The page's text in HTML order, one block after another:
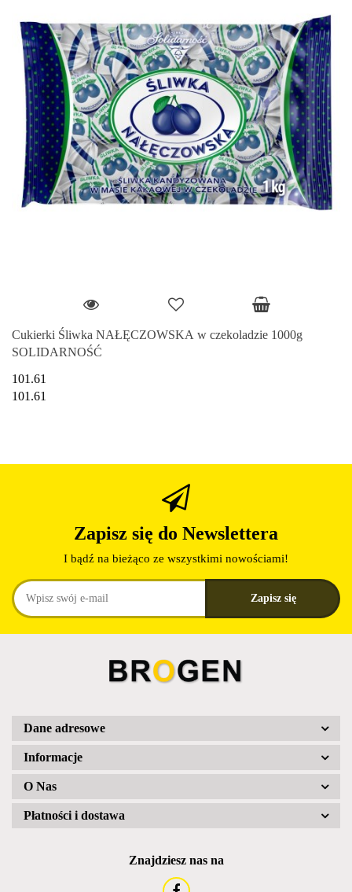
Cukierki Śliwka NAŁĘCZOWSKA w czekoladzie 1000g
SOLIDARNOŚĆ
101.61
101.61
Zapisz się do Newslettera
I bądź na bieżąco ze wszystkimi nowościami!
Dane adresowe
Informacje
O Nas
Płatności i dostawa
Znajdziesz nas na